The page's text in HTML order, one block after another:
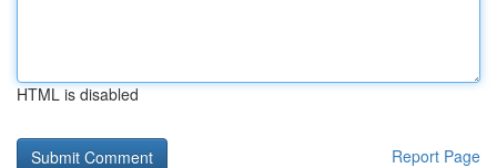
HTML is disabled
Report Page